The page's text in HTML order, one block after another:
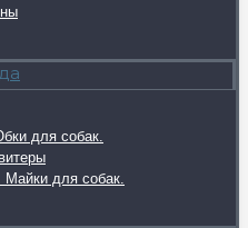
для собак.
Майки для собак.